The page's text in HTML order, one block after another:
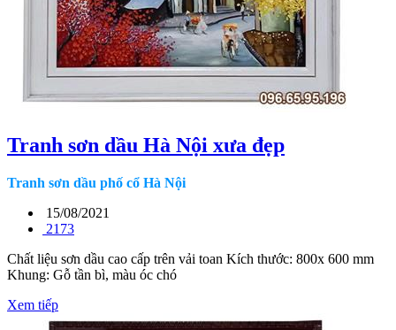
Tranh sơn dầu Hà Nội xưa đẹp
Tranh sơn dầu phố cổ Hà Nội
15/08/2021
2173
Chất liệu sơn dầu cao cấp trên vải toan Kích thước: 800x 600 mm
Khung: Gỗ tần bì, màu óc chó
Xem tiếp